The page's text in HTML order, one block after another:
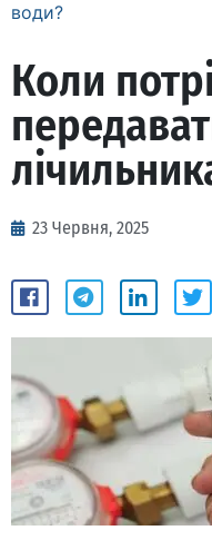
води?
Коли
23 Червня, 2025